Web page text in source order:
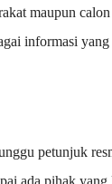
maupun
informasi
petunjuk
ada pihak